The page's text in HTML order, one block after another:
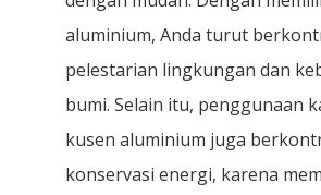
aluminium, Anda turut
pelestarian lingkungan dan
bumi. Selain itu, penggunaan
kusen aluminium juga
konservasi energi, karena